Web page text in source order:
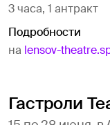
3 часа, 1 антракт
Подробности
на lensov-
Гастроли